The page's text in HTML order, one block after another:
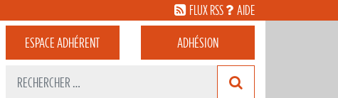
FLUX RSS AIDE
ESPACEADHÉRENT ADHÉSION